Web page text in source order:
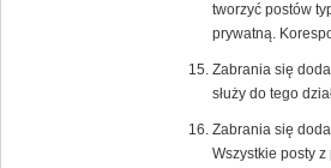
tworzyć postów
prywatną.
Zabrania się
służy do tego
Zabrania się
Wszystkie posty